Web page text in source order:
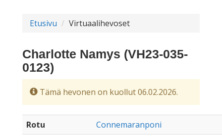
Etusivu Virtuaalihevoset
Charlotte Namys (VH23-035-
0123)
Tämä hevonen on kuollut 06.02.2026.
Rotu
Connemaranponi